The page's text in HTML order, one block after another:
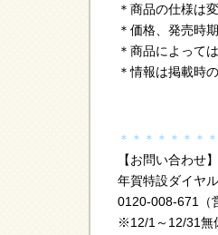
＊商品の仕様は
＊価格、発売時
＊商品によって
＊情報は掲載時
＊＊＊＊＊＊＊
【お問い合わせ】
年賀特設ダイヤル
0120-008-671（
※12/1～12/31無